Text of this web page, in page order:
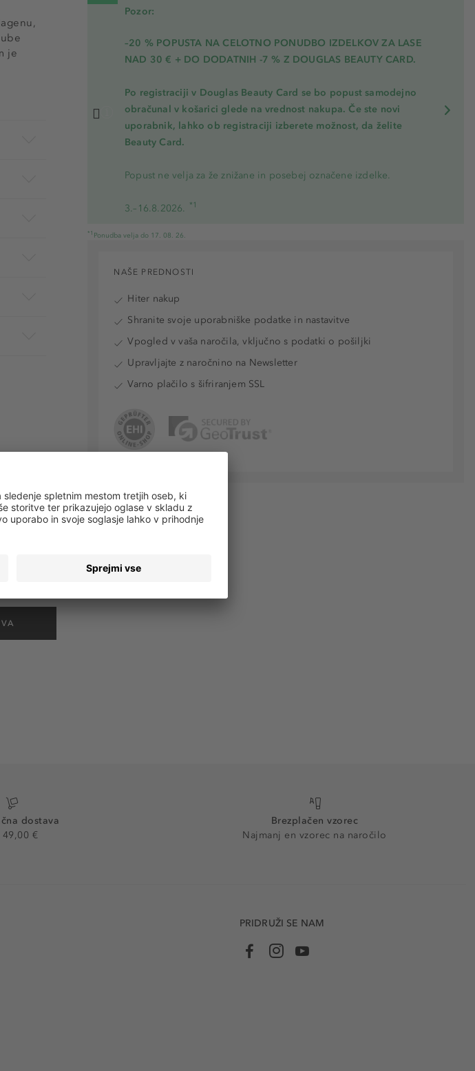
Pozor:
–20 % POPUSTA NA CELOTNO PONUDBO IZDELKOV ZA LASE
NAD 30 € + DO DODATNIH -7 % Z DOUGLAS BEAUTY CARD.
Po registraciji v Douglas Beauty Card se bo popust samodejno
obračunal v košarici glede na vrednost nakupa. Če ste novi
uporabnik, lahko ob registraciji izberete možnost, da želite
Beauty Card.
Popust ne velja za že znižane in posebej označene izdelke.
3.–16.8.2026. *1
*1 Ponudba velja do 17. 08. 26.
je
NAŠE PREDNOSTI
Hiter nakup
Shranite svoje uporabniške podatke in nastavitve
Vpogled v vaša naročila, vključno s podatki o pošiljki
Upravljajte z naročnino na Newsletter
Varno plačilo s šifriranjem SSL
dostava
€
Brezplačen vzorec
Najmanj en vzorec na naročilo
PRIDRUŽI SE NAM